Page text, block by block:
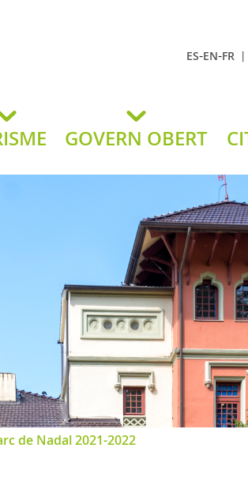
ES-EN-FR
GOVERN OBERT
de Nadal 2021-2022